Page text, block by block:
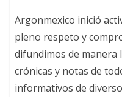
Argonmexico inició
pleno respeto y
difundimos de
crónicas y notas de
informativos de